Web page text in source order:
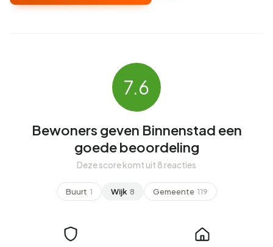
7.6
Bewoners geven Binnenstad een
goede beoordeling
Deze score komt uit 8 reacties
Buurt 1 Wijk 8 Gemeente 119